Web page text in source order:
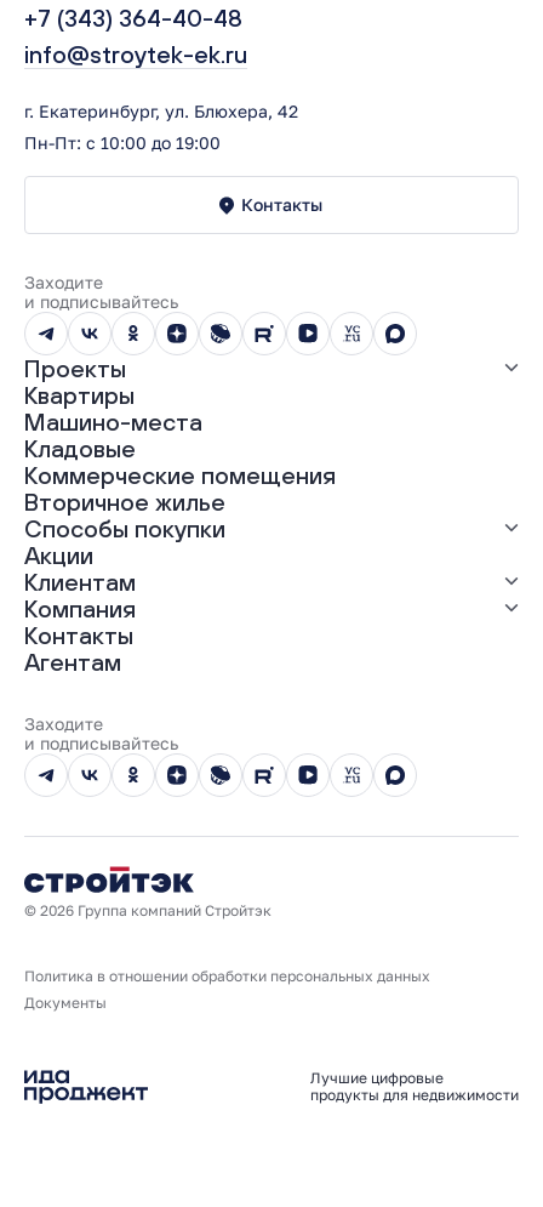
+7 (343) 364-40-48
info@stroytek-ek.ru
г. Екатеринбург, ул. Блюхера, 42
Пн-Пт: с 10:00 до 19:00
Контакты
Заходите
и подписывайтесь
Проекты
Все проекты
ЖК «Абрикос»
ЖК «Гравитация»
ЖК «Грин Гарден»
ЖК «Динамика»
ЖК «Мохито»
ЖК «Современник»
ЖК «Янтарная долина»
Квартиры
Машино-места
Кладовые
Коммерческие помещения
Вторичное жилье
Способы покупки
Выгодная ипотека
Рассрочка
Материнский капитал
Трейд-ин
100% оплата
Акции
Клиентам
Ход строительства
Документы
Выдача ключей
Компания
О нас
Карьера
Реализованные проекты
Вопросы и ответы
Новости
Юбилейный год
Контакты
Агентам
Заходите
и подписывайтесь
© 2026 Группа компаний Стройтэк
Политика в отношении обработки персональных данных
Документы
Лучшие цифровые
продукты для недвижимости